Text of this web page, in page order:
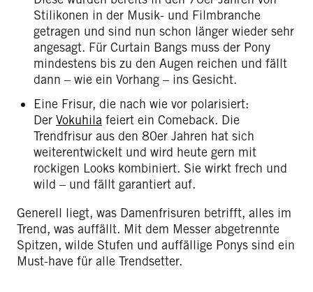
Stilikonen in der Musik- und Filmbranche
getragen und sind nun schon länger wieder sehr
angesagt. Für Curtain Bangs muss der Pony
mindestens bis zu den Augen reichen und fällt
dann – wie ein Vorhang – ins Gesicht.
Eine Frisur, die nach wie vor polarisiert:
Der Vokuhila feiert ein Comeback. Die
Trendfrisur aus den 80er Jahren hat sich
weiterentwickelt und wird heute gern mit
rockigen Looks kombiniert. Sie wirkt frech und
wild – und fällt garantiert auf.
Generell liegt, was Damenfrisuren betrifft, alles im
Trend, was auffällt. Mit dem Messer abgetrennte
Spitzen, wilde Stufen und auffällige Ponys sind ein
Must-have für alle Trendsetter.